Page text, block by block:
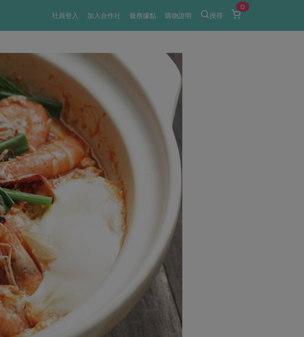
社員登入 加入合作社 服務據點 購物說明 搜尋
0